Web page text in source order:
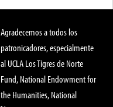
Agradecemos a todos los
patronicadores, especialmente
al UCLA Los Tigres de Norte
Fund, National Endowment for
the Humanities, National